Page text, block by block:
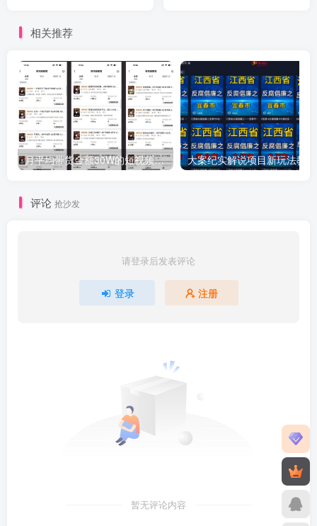
相关推荐
月平均带货金额30W的短视频图书带货实操课，全程干货分享
评论 抢沙发
请登录后发表评论
登录 注册
暂无评论内容